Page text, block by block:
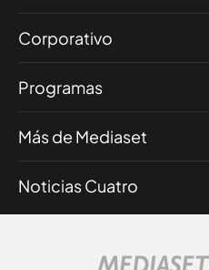
Corporativo
Programas
Más de Mediaset
Noticias Cuatro